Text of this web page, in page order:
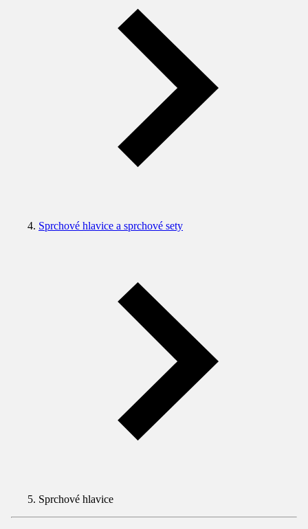
Sprchové hlavice a sprchové sety
Sprchové hlavice